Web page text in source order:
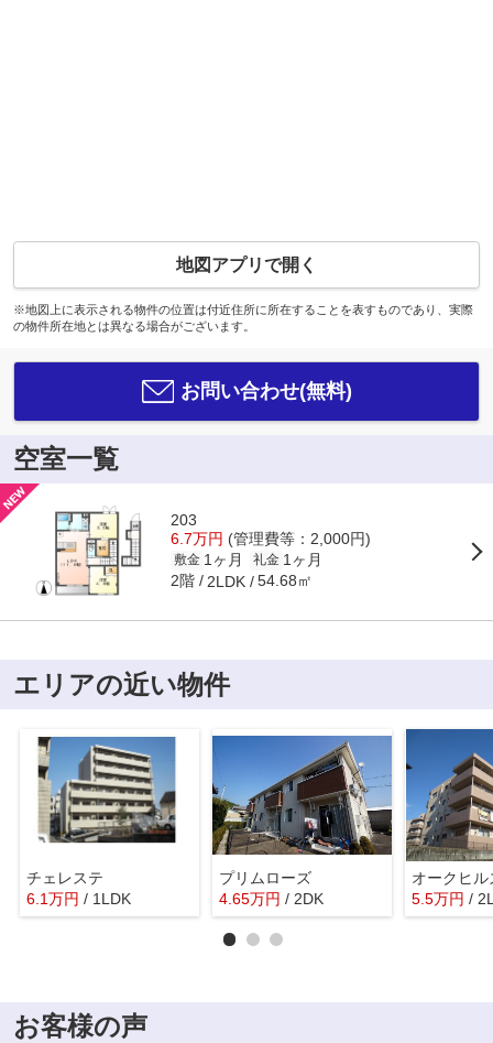
地図アプリで開く
※地図上に表示される物件の位置は付近住所に所在することを表すものであり、実際
の物件所在地とは異なる場合がございます。
お問い合わせ(無料)
空室一覧
203
6.7万円 (管理費等：2,000円)
敷金 1ヶ月 礼金 1ヶ月
2階 2LDK 54.68㎡
エリアの近い物件
チェレステ
6.1万円 / 1LDK
プリムローズ
4.65万円 / 2DK
オークヒル
5.5万円 /
お客様の声